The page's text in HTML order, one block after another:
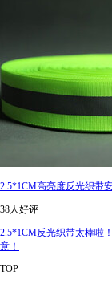
2.5*1CM高亮度反光织带
38人好评
2.5*1CM反光织带太棒啦
意！
TOP